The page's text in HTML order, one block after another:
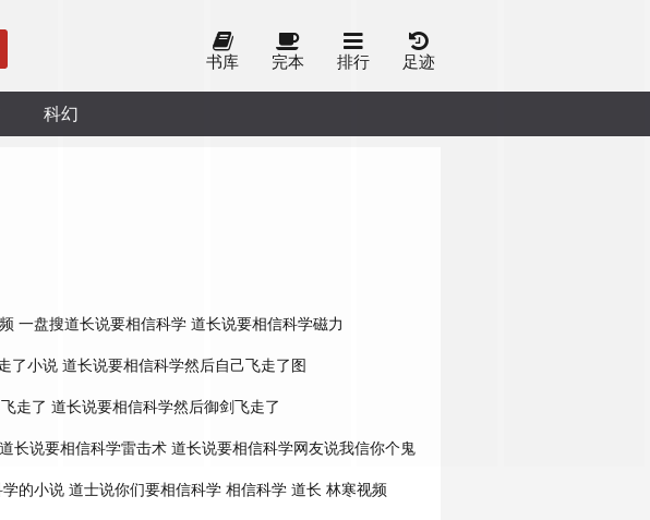
书库 完本 排行 足迹
科幻
一盘搜道长说要相信科学 道长说要相信科学磁力
了小说 道长说要相信科学然后自己飞走了图
走了 道长说要相信科学然后御剑飞走了
道长说要相信科学雷击术 道长说要相信科学网友说我信你个鬼
的小说 道士说你们要相信科学 相信科学 道长 林寒视频